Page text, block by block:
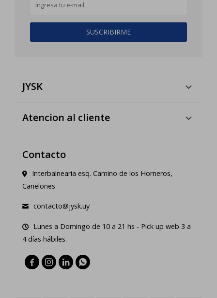
SUSCRIBIRME
JYSK
Atencion al cliente
Contacto
Interbalnearia esq. Camino de los Horneros,
Canelones
contacto@jysk.uy
Lunes a Domingo de 10 a 21 hs - Pick up web 3 a
4 días hábiles.
   